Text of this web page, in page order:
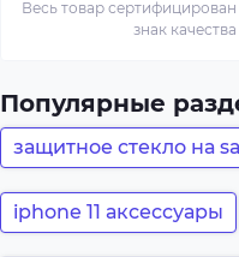
Весь товар
знак качества
Популярные
защитное стекло на
iphone 11 аксессуары